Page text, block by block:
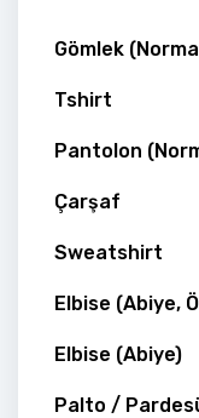
Gömlek
Tshirt
Pantolon
Çarşaf
Sweatshirt
Elbise (Abiye,
Elbise (Abiye)
Palto /